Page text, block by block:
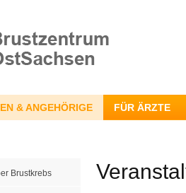
& ANGEHÖRIGE FÜR ÄRZTE
Brustkrebs